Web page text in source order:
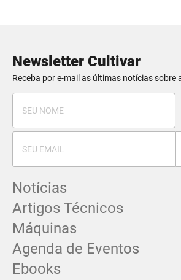
Newsletter Cultivar
Receba por e-mail as últimas notícias sobre
Notícias
Artigos Técnicos
Máquinas
Agenda de Eventos
Ebooks